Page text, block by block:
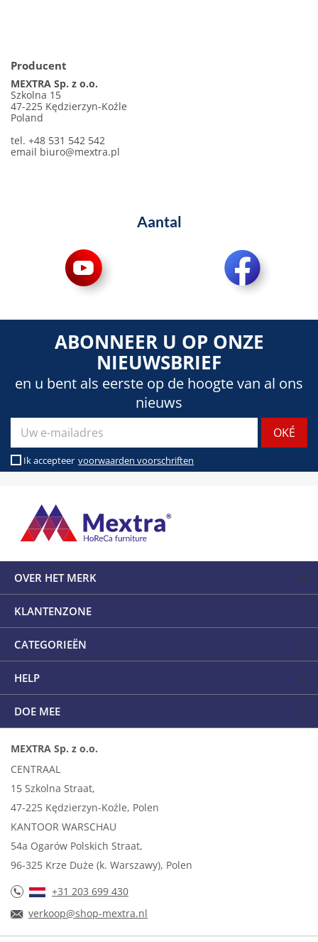
Producent
MEXTRA Sp. z o.o.
Szkolna 15
47-225 Kędzierzyn-Koźle
Poland
tel. +48 531 542 542
email biuro@mextra.pl
Aantal
ABONNEER U OP ONZE
NIEUWSBRIEF
en u bent als eerste op de hoogte van al ons
nieuws
Ik accepteer voorwaarden voorschriften
OVER HET MERK
KLANTENZONE
CATEGORIEËN
HELP
DOE MEE
MEXTRA Sp. z o.o.
CENTRAAL
15 Szkolna Straat,
47-225 Kędzierzyn-Koźle, Polen
KANTOOR WARSCHAU
54a Ogarów Polskich Straat,
96-325 Krze Duże (k. Warszawy), Polen
+31 203 699 430
verkoop@shop-mextra.nl